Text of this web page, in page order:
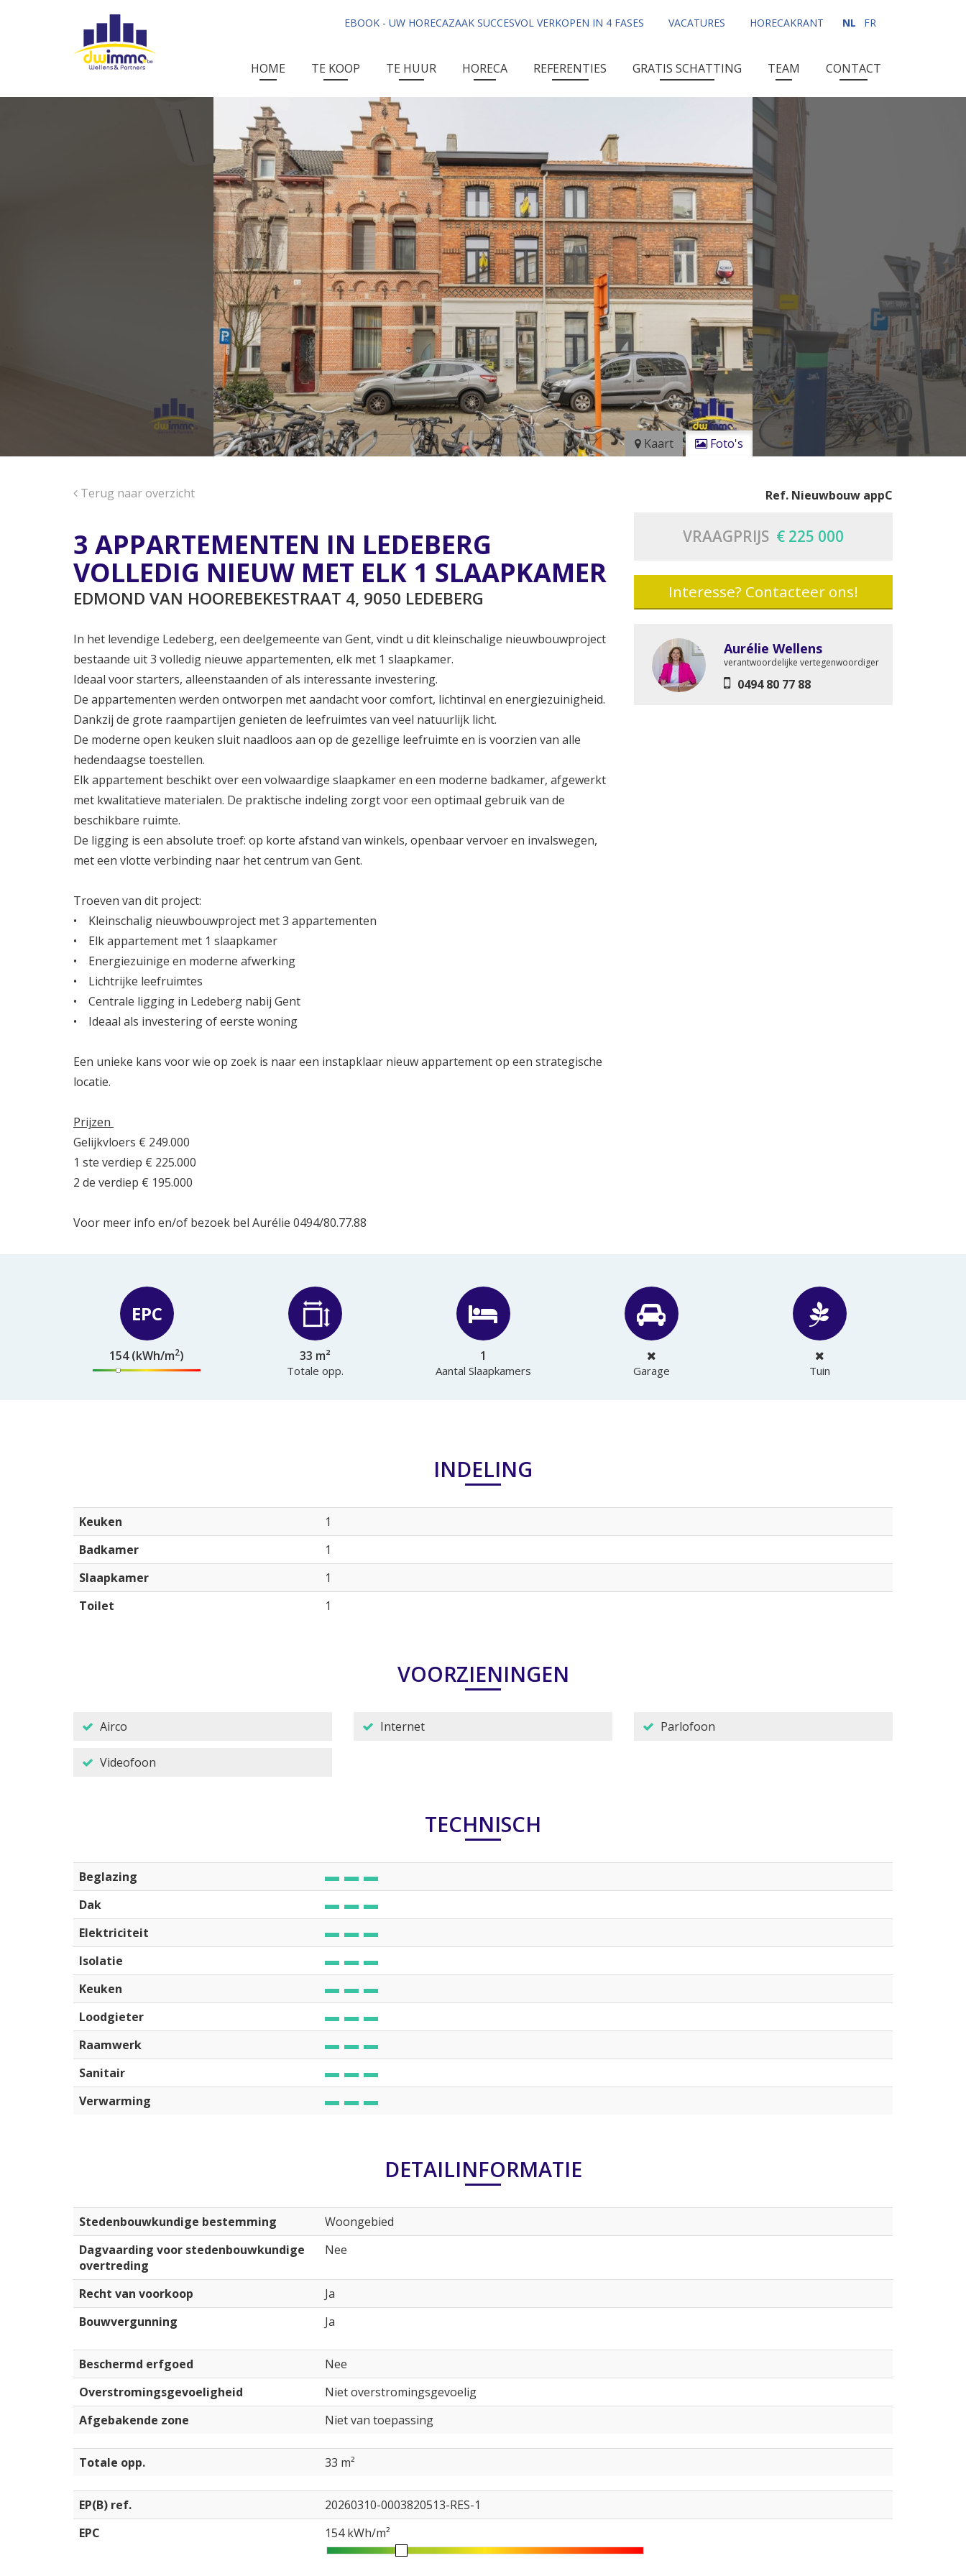
EBOOK - UW HORECAZAAK SUCCESVOL VERKOPEN IN 4 FASES VACATURES HORECAKRANT NL FR
HOME TE KOOP TE HUUR HORECA REFERENTIES GRATIS SCHATTING TEAM CONTACT
Kaart Foto's
Terug naar overzicht Ref. Nieuwbouw appC
3 APPARTEMENTEN IN LEDEBERG
VOLLEDIG NIEUW MET ELK 1 SLAAPKAMER
EDMOND VAN HOOREBEKESTRAAT 4, 9050 LEDEBERG
In het levendige Ledeberg, een deelgemeente van Gent, vindt u dit kleinschalige nieuwbouwproject
bestaande uit 3 volledig nieuwe appartementen, elk met 1 slaapkamer.
Ideaal voor starters, alleenstaanden of als interessante investering.
De appartementen werden ontworpen met aandacht voor comfort, lichtinval en energiezuinigheid.
Dankzij de grote raampartijen genieten de leefruimtes van veel natuurlijk licht.
De moderne open keuken sluit naadloos aan op de gezellige leefruimte en is voorzien van alle
hedendaagse toestellen.
Elk appartement beschikt over een volwaardige slaapkamer en een moderne badkamer, afgewerkt
met kwalitatieve materialen. De praktische indeling zorgt voor een optimaal gebruik van de
beschikbare ruimte.
De ligging is een absolute troef: op korte afstand van winkels, openbaar vervoer en invalswegen,
met een vlotte verbinding naar het centrum van Gent.
Troeven van dit project:
• Kleinschalig nieuwbouwproject met 3 appartementen
• Elk appartement met 1 slaapkamer
• Energiezuinige en moderne afwerking
• Lichtrijke leefruimtes
• Centrale ligging in Ledeberg nabij Gent
• Ideaal als investering of eerste woning
Een unieke kans voor wie op zoek is naar een instapklaar nieuw appartement op een strategische
locatie.
Prijzen
Gelijkvloers € 249.000
1 ste verdiep € 225.000
2 de verdiep € 195.000
Voor meer info en/of bezoek bel Aurélie 0494/80.77.88
VRAAGPRIJS € 225 000
Interesse? Contacteer ons!
Aurélie Wellens
verantwoordelijke vertegenwoordiger
0494 80 77 88
EPC
154 (kWh/m2) 33 m²
Totale opp.
1
Aantal Slaapkamers Garage Tuin
INDELING
Keuken
1
Badkamer
1
Slaapkamer
1
Toilet
1
VOORZIENINGEN
Airco Internet Parlofoon
Videofoon
TECHNISCH
Beglazing
Dak
Elektriciteit
Isolatie
Keuken
Loodgieter
Raamwerk
Sanitair
Verwarming
DETAILINFORMATIE
Stedenbouwkundige bestemming
Woongebied
Dagvaarding voor stedenbouwkundige
overtreding
Nee
Recht van voorkoop
Ja
Bouwvergunning
Ja
Beschermd erfgoed
Nee
Overstromingsgevoeligheid
Niet overstromingsgevoelig
Afgebakende zone
Niet van toepassing
Totale opp. 33 m²
EP(B) ref.
20260310-0003820513-RES-1
EPC
154 kWh/m²